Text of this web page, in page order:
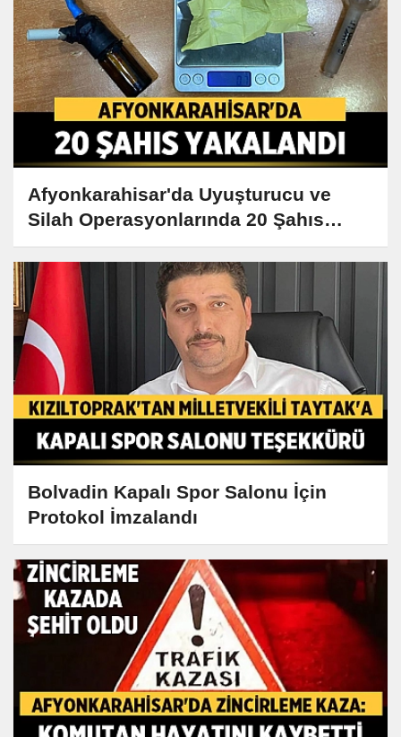
Afyonkarahisar'da Uyuşturucu ve
Silah Operasyonlarında 20 Şahıs
Yakalandı
Bolvadin Kapalı Spor Salonu İçin
Protokol İmzalandı